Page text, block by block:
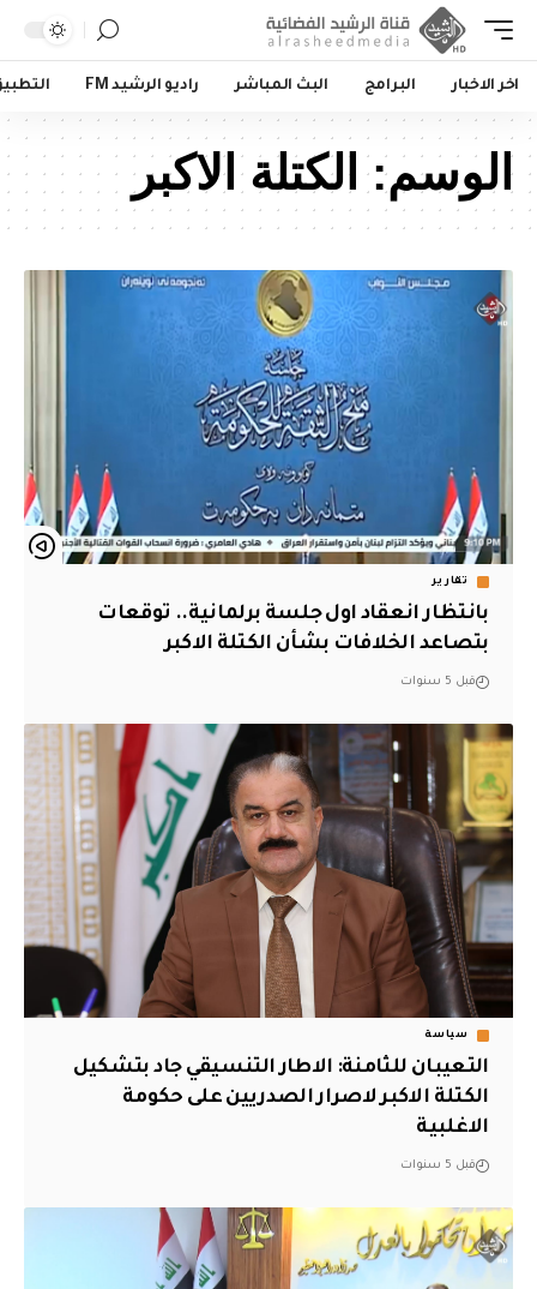
اخر الاخبار البرامج البث المباشر راديو الرشيد FM
الوسم: الكتلة الاكبر
تقارير
بانتظار انعقاد اول جلسة برلمانية.. توقعات
بتصاعد الخلافات بشأن الكتلة الاكبر
قبل 5 سنوات
سياسة
التعيبان للثامنة: الاطار التنسيقي جاد بتشكيل
الكتلة الاكبر لاصرار الصدريين على حكومة
الاغلبية
قبل 5 سنوات